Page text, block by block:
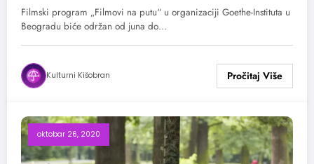
Filmski program „Filmovi na putu“ u organizaciji Goethe-Instituta u
Beogradu biće održan od juna do…
Kulturni Kišobran
oktobar 26, 2020